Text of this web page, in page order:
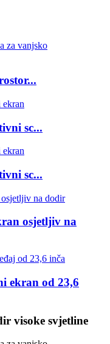
sc...
sc...
osjetljiv na
ekran od 23,6
visoke svjetline